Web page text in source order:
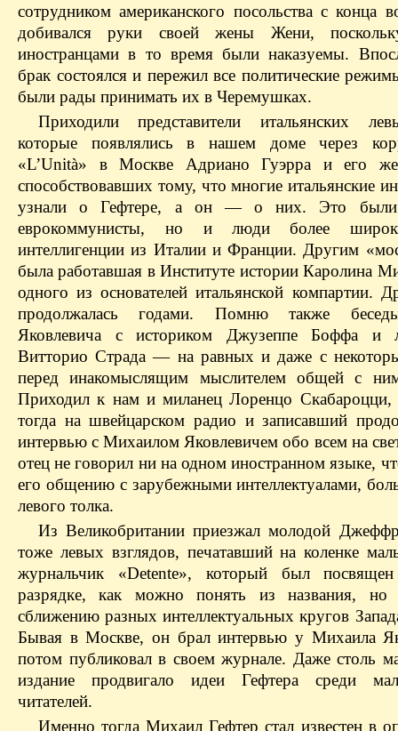
сотрудником американского посольства с конца
добивался руки своей жены Жени,
иностранцами в то время были наказуемы.
брак состоялся и пережил все политические
были рады принимать их в Черемушках.
Приходили представители итальянских
которые появлялись в нашем доме через
«L’Unità» в Москве Адриано Гуэрра и его
способствовавших тому, что многие итальянские
узнали о Гефтере, а он — о них. Это были
еврокоммунисты, но и люди более
интеллигенции из Италии и Франции. Другим
была работавшая в Институте истории Каролина
одного из основателей итальянской компартии.
продолжалась годами. Помню также
Яковлевича с историком Джузеппе Боффа и
Витторио Страда — на равных и даже с
перед инакомыслящим мыслителем общей с
Приходил к нам и миланец Лоренцо Скабароцци,
тогда на швейцарском радио и записавший
интервью с Михаилом Яковлевичем обо всем на
отец не говорил ни на одном иностранном языке,
его общению с зарубежными интеллектуалами,
левого толка.
Из Великобритании приезжал молодой
тоже левых взглядов, печатавший на коленке
журнальчик «Detente», который был
разрядке, как можно понять из названия,
сближению разных интеллектуальных кругов
Бывая в Москве, он брал интервью у Михаила
потом публиковал в своем журнале. Даже столь
издание продвигало идеи Гефтера среди
читателей.
Именно тогда Михаил Гефтер стал известен в